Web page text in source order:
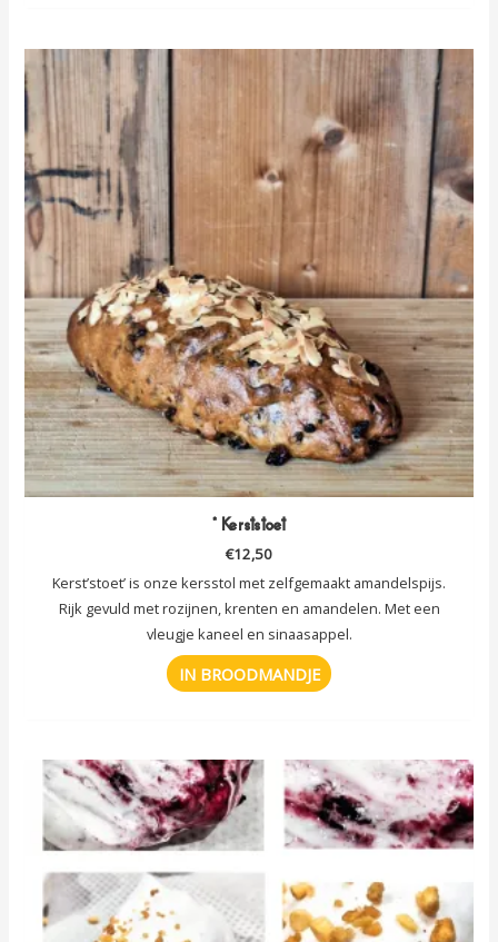
* Kerststoet
€12,50
Kerst’stoet’ is onze kersstol met zelfgemaakt amandelspijs.
Rijk gevuld met rozijnen, krenten en amandelen. Met een
vleugje kaneel en sinaasappel.
IN BROODMANDJE